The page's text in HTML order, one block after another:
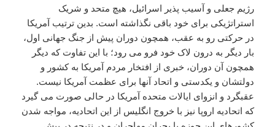
رژیم جعلی و آسیب پذیر اسرائیل، هیچ متحد و شریک
استراتژیکی برای خود باقی نگذاشته است. بدین ترتیب آمریکا
در حرکتی رو به عقب، همچون دوران پیش از جنگ جهانی اول،
بار دیگر به درون لاک خود فرو می رود؛ با این تفاوت که دیگر
همچون آن دوران، خبری از افتخار مردم آمریکا به کشور و
دولتشان و یکدستی و اتحاد آنها برای عظمت آمریکا نیست.
عقبگرد و انزوای ایالات متحده آمریکا در حالی صورت می گیرد
که اتحادیه اروپا نیز با خروج انگلیس از این اتحادیه، مواجه شدن